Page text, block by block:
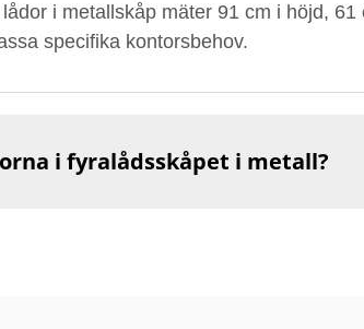
i metallskåp mäter 91 cm i höjd,
specifika kontorsbehov.
i fyralådsskåpet i metall?